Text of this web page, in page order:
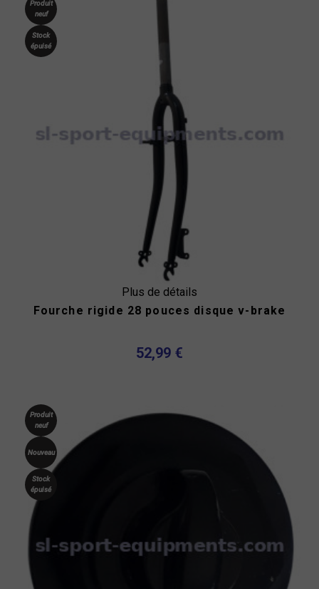
Plus de détails
Produit
neuf
Stock
épuisé
Fourche rigide 28 pouces disque v-brake
52,99 €
Produit
neuf
Nouveau
Stock
épuisé